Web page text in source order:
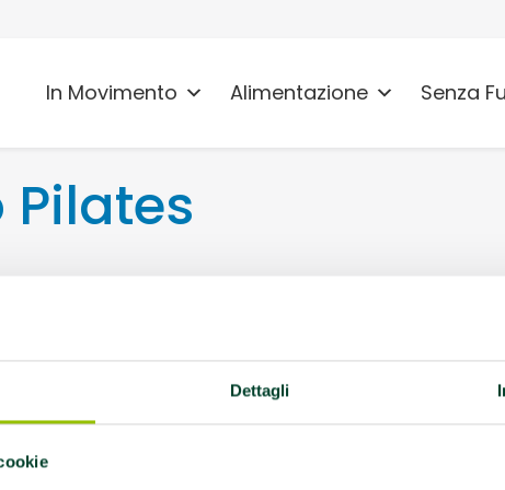
Dettagli
In Movimento Alimentazione Senza
Pilates
Modena
AFA Parkinson